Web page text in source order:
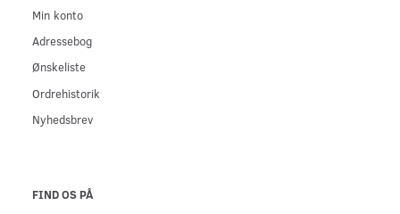
Min konto
Adressebog
Ønskeliste
Ordrehistorik
Nyhedsbrev
FIND OS PÅ